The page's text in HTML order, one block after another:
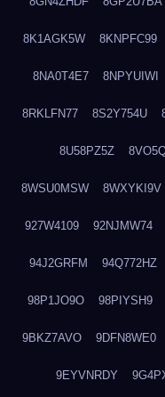
8K1AGK5W 8KNPFC99
8NA0T4E7 8NPYUIWI
8RKLFN77 8S2Y754U
8U58PZ5Z
8WSU0MSW 8WXYKI9V
927W4109 92NJMW74
94J2GRFM 94Q772HZ
98P1JO9O 98PIYSH9
9BKZ7AVO 9DFN8WE0
9EYVNRDY